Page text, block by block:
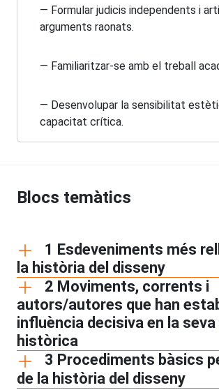
— Formular judicis independents i
arguments raonats.
— Familiaritzar-se amb el treball
— Desenvolupar la sensibilitat
capacitat crítica.
Blocs temàtics
1 Esdeveniments més
la història del disseny
2 Moviments, corrents i
autors/autores que han
influència decisiva en la
històrica
3 Procediments bàsics
de la història del disseny